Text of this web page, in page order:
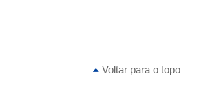
Voltar para o topo